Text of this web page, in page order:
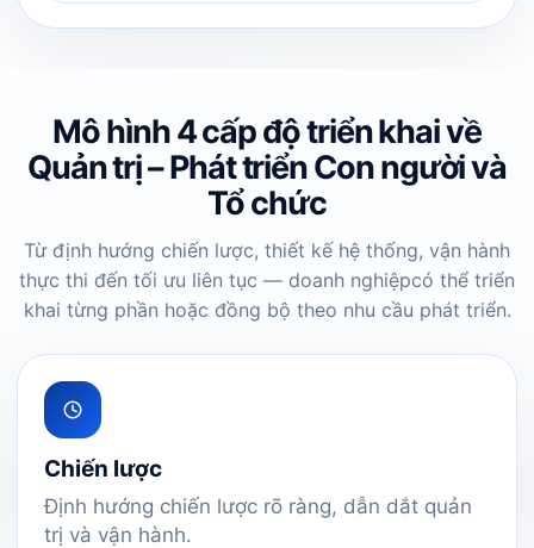
Mô hình 4 cấp độ triển khai về
Quản trị – Phát triển Con người và
Tổ chức
Từ định hướng chiến lược, thiết kế hệ thống, vận hành
thực thi đến tối ưu liên tục — doanh nghiệpcó thể triển
khai từng phần hoặc đồng bộ theo nhu cầu phát triển.
Chiến lược
Định hướng chiến lược rõ ràng, dẫn dắt quản
trị và vận hành.